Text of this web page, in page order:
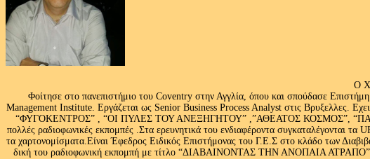
Ο
Φοίτησε στο πανεπιστήμιο του Coventry στην Αγγλία, όπου και σπούδασε
Management Institute. Εργάζεται ως Senior Business Process Analyst στις Βρυξελλες.
“ΦΥΓΟΚΕΝΤΡΟΣ” , “ΟΙ ΠΥΛΕΣ ΤΟΥ ΑΝΕΞΗΓΗΤΟΥ” ,”ΑΘΕΑΤΟΣ ΚΟΣΜΟΣ”,
πολλές ραδιοφωνικές εκπομπές .Στα ερευνητικά του ενδιαφέροντα συγκαταλέγονται
τα χαρτονομίσματα.Είναι Έφεδρος Ειδικός Επιστήμονας του Γ.Ε.Σ στο κλάδο των
δική του ραδιοφωνική εκπομπή με τίτλο “ΔΙΑΒΑΙΝΟΝΤΑΣ ΤΗΝ ΑΝΟΠΑΙΑ ΑΤΡΑΠΟ”